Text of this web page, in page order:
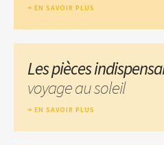
EN SAVOIR PLUS
Les pièces
voyage au soleil
EN SAVOIR PLUS